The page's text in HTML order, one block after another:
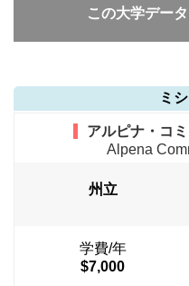
この大学デー
ミ
アルピナ・コ
Alpena
州立
学費/年
$7,000